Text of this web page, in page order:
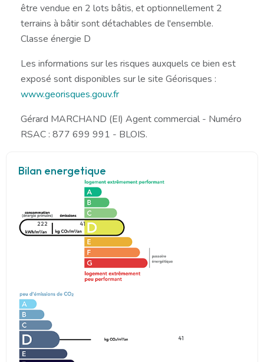
être vendue en 2 lots bâtis, et optionnellement 2
terrains à bâtir sont détachables de l'ensemble.
Classe énergie D
Les informations sur les risques auxquels ce bien est
exposé sont disponibles sur le site Géorisques :
www.georisques.gouv.fr
Gérard MARCHAND (EI) Agent commercial - Numéro
RSAC : 877 699 991 - BLOIS.
Bilan energetique
222 41
41